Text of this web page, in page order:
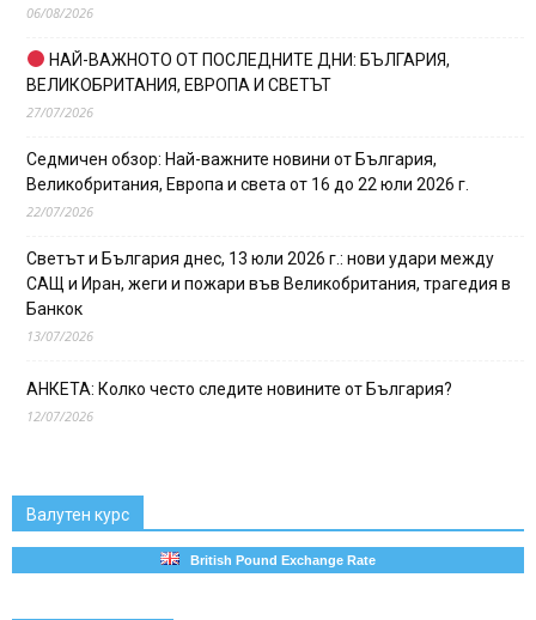
06/08/2026
НАЙ-ВАЖНОТО ОТ ПОСЛЕДНИТЕ ДНИ: БЪЛГАРИЯ,
ВЕЛИКОБРИТАНИЯ, ЕВРОПА И СВЕТЪТ
27/07/2026
Седмичен обзор: Най-важните новини от България,
Великобритания, Европа и света от 16 до 22 юли 2026 г.
22/07/2026
Светът и България днес, 13 юли 2026 г.: нови удари между
САЩ и Иран, жеги и пожари във Великобритания, трагедия в
Банкок
13/07/2026
АНКЕТА: Колко често следите новините от България?
12/07/2026
Валутен курс
British Pound Exchange Rate